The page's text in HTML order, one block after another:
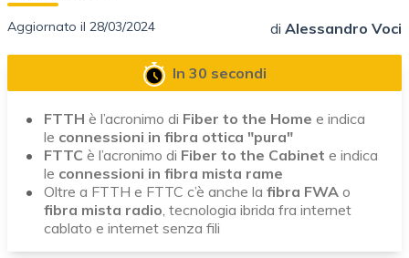
Aggiornato il 28/03/2024 di Alessandro Voci
In 30 secondi
FTTH è l’acronimo di Fiber to the Home e indica
le connessioni in fibra ottica "pura"
FTTC è l’acronimo di Fiber to the Cabinet e indica
le connessioni in fibra mista rame
Oltre a FTTH e FTTC c’è anche la fibra FWA o
fibra mista radio, tecnologia ibrida fra internet
cablato e internet senza fili